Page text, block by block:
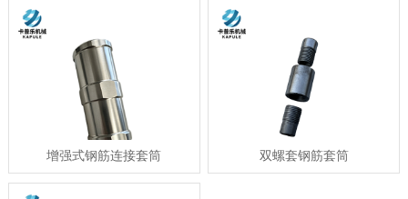
增强式钢筋连接套筒 双螺套钢筋套筒